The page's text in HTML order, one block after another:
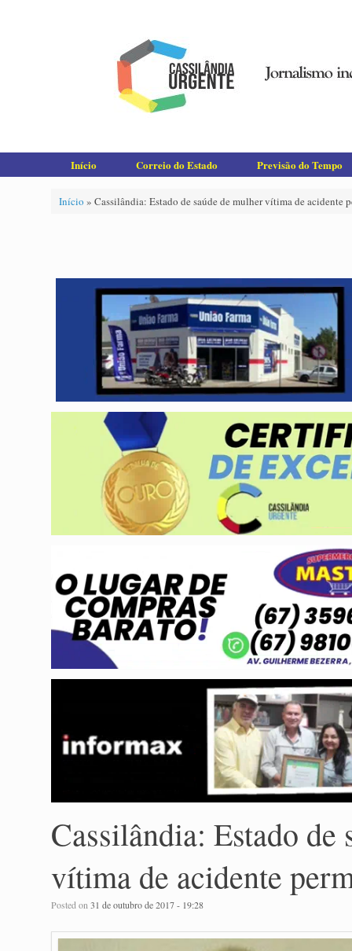
Início Correio do Estado Previsão do Tempo
Início » Cassilândia: Estado de saúde de mulher vítima de acidente
Cassilândia: Estado de
vítima de acidente
Posted on31 de outubro de 2017 - 19:28